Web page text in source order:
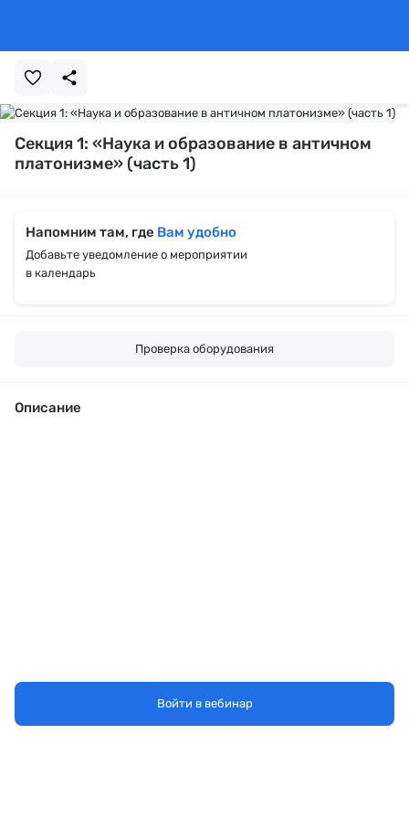
Секция 1: «Наука и образование в античном
платонизме» (часть 1)
Напомним там, где Вам удобно
Добавьте уведомление о мероприятии
в календарь
Проверка оборудования
Описание
Войти в вебинар